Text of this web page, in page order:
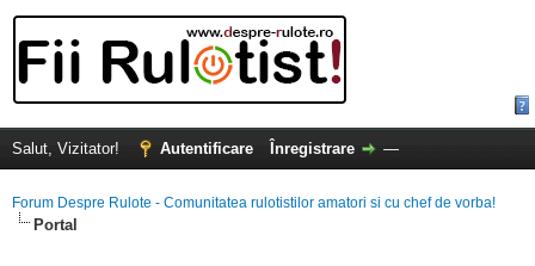
Salut, Vizitator! Autentificare Înregistrare —
Forum Despre Rulote - Comunitatea rulotistilor amatori si cu chef de vorba!
Portal